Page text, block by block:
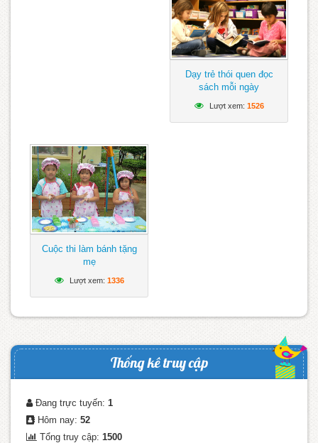
Dạy trẻ thói quen đọc
sách mỗi ngày
Lượt xem: 1526
Cuộc thi làm bánh tặng
mẹ
Lượt xem: 1336
Thống kê truy cập
Đang trực tuyến: 1
Hôm nay: 52
Tổng truy cập: 1500